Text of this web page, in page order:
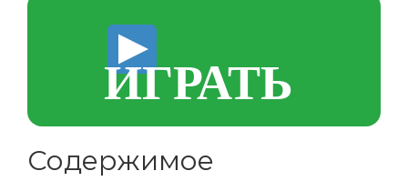
ИГРАТЬ
Содержимое